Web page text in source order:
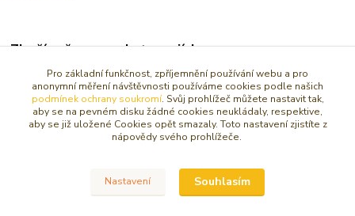
Zboží zařazeno v kategoriích
OCHRANA, OČISTA
AMULETY, TALISMANY
KLÍČENKY, MAGNETKY, KRABIČKY
Andělé, patroni a svatí
Pro základní funkčnost, zpříjemnění používání webu a pro
anonymní měření návštěvnosti používáme cookies podle našich
podmínek ochrany soukromí. Svůj prohlížeč můžete nastavit tak,
aby se na pevném disku žádné cookies neukládaly, respektive,
aby se již uložené Cookies opět smazaly. Toto nastavení zjistíte z
nápovědy svého prohlížeče.
Nastavení Souhlasím